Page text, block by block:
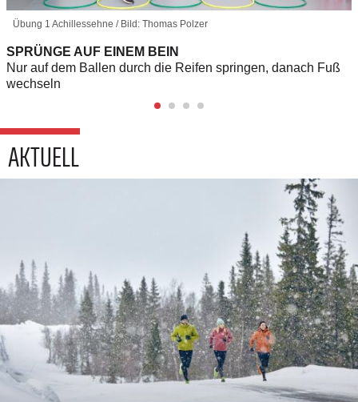
Übung 1 Achillessehne / Bild: Thomas Polzer
SPRÜNGE AUF EINEM BEIN
Nur auf dem Ballen durch die Reifen springen, danach Fuß
wechseln
AKTUELL